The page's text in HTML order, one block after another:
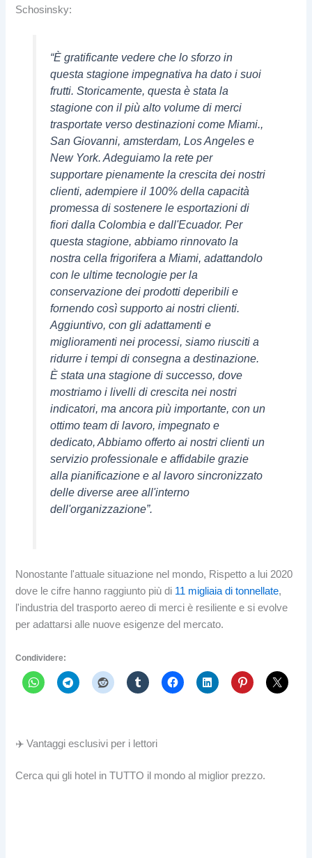
Schosinsky:
“È gratificante vedere che lo sforzo in
questa stagione impegnativa ha dato i suoi
frutti. Storicamente, questa è stata la
stagione con il più alto volume di merci
trasportate verso destinazioni come Miami.,
San Giovanni, amsterdam, Los Angeles e
New York. Adeguiamo la rete per
supportare pienamente la crescita dei nostri
clienti, adempiere il 100% della capacità
promessa di sostenere le esportazioni di
fiori dalla Colombia e dall'Ecuador. Per
questa stagione, abbiamo rinnovato la
nostra cella frigorifera a Miami, adattandolo
con le ultime tecnologie per la
conservazione dei prodotti deperibili e
fornendo così supporto ai nostri clienti.
Aggiuntivo, con gli adattamenti e
miglioramenti nei processi, siamo riusciti a
ridurre i tempi di consegna a destinazione.
È stata una stagione di successo, dove
mostriamo i livelli di crescita nei nostri
indicatori, ma ancora più importante, con un
ottimo team di lavoro, impegnato e
dedicato, Abbiamo offerto ai nostri clienti un
servizio professionale e affidabile grazie
alla pianificazione e al lavoro sincronizzato
delle diverse aree all'interno
dell'organizzazione”.
Nonostante l'attuale situazione nel mondo, Rispetto a lui 2020
dove le cifre hanno raggiunto più di 11 migliaia di tonnellate,
l'industria del trasporto aereo di merci è resiliente e si evolve
per adattarsi alle nuove esigenze del mercato.
Condividere:
✈️ Vantaggi esclusivi per i lettori
Cerca qui gli hotel in TUTTO il mondo al miglior prezzo.